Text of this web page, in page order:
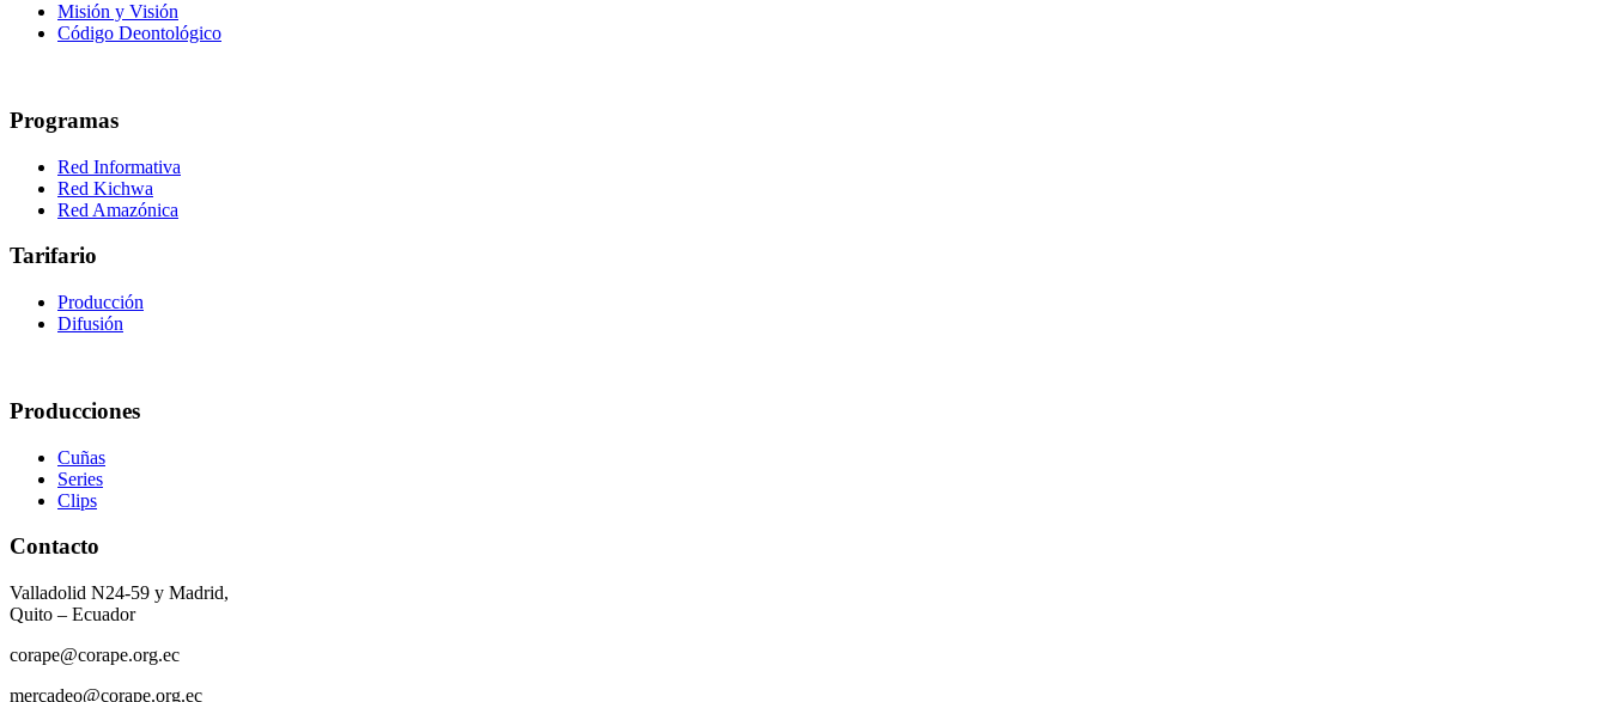
Misión y Visión
Código Deontológico
Programas
Red Informativa
Red Kichwa
Red Amazónica
Tarifario
Producción
Difusión
Producciones
Cuñas
Series
Clips
Contacto
Valladolid N24-59 y Madrid,
Quito – Ecuador
corape@corape.org.ec
mercadeo@corape.org.ec